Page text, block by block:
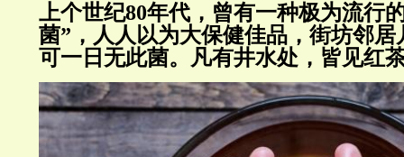
上个世纪80年代，曾有一种极为流行
菌”，人人以为大保健佳品，街坊邻
可一日无此菌。凡有井水处，皆见红